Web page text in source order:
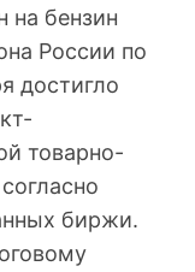
на бензин
России по
достигло
товарно-
биржи.